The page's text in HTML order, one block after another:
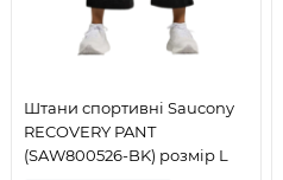
Штани спортивні Saucony
RECOVERY PANT
(SAW800526-BK) розмір L